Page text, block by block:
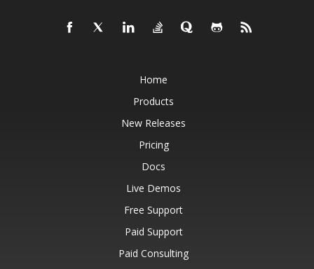
Home
Products
New Releases
Pricing
Docs
Live Demos
Free Support
Paid Support
Paid Consulting